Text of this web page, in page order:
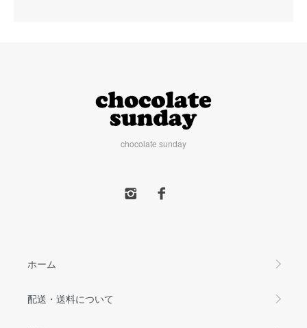
chocolate sunday
ホーム
配送・送料について